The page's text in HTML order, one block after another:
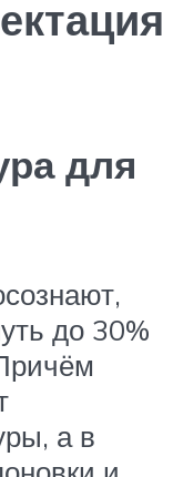
для
до 30%
а в